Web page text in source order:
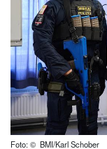
Foto: © BMI/Karl Schober